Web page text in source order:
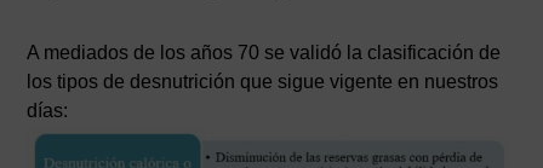
A mediados de los años 70 se validó la clasificación de
los tipos de desnutrición que sigue vigente en nuestros
días: